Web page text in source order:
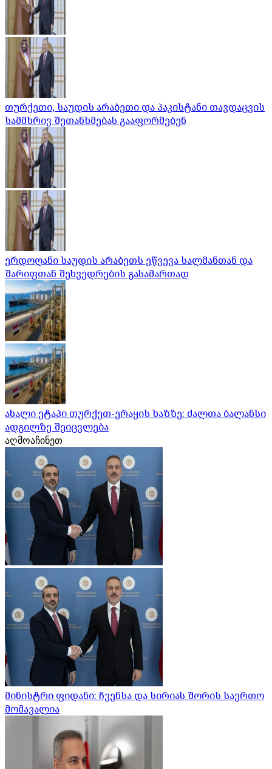
თურქეთი, საუდის არაბეთი და პაკისტანი თავდაცვის
სამმხრივ შეთანხმებას გააფორმებენ
ერდოღანი საუდის არაბეთს ეწვევა სალმანთან და
შარიფთან შეხვედრების გასამართად
ახალი ეტაპი თურქეთ-ერაყის ხაზზე: ძალთა ბალანსი
ადგილზე შეიცვლება
აღმოაჩინეთ
მინისტრი ფიდანი: ჩვენსა და სირიას შორის საერთო
მომავალია